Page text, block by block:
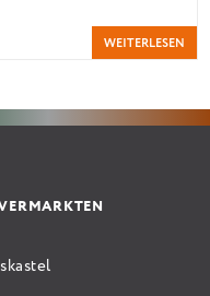
Zinsbindung
zu energetischer
[…]
WEITERLESEN